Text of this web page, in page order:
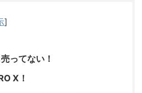
]
ってない！
X！